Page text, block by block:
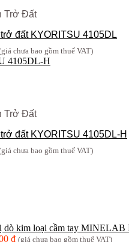
Trở Đất
đất KYORITSU 4105DL
chưa bao gồm thuế VAT)
Trở Đất
đất KYORITSU 4105DL-H
chưa bao gồm thuế VAT)
dò kim loại cầm tay MINELAB
₫ (giá chưa bao gồm thuế VAT)